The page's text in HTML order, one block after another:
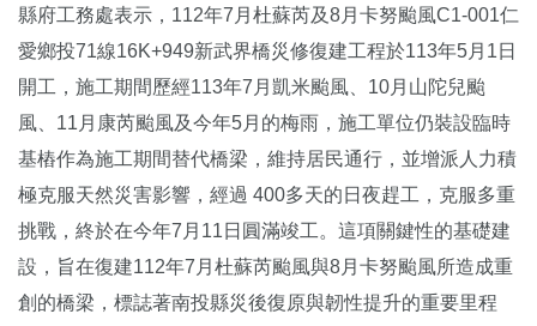
縣府工務處表示，112年7月杜蘇芮及8月卡努颱風C1-001仁
愛鄉投71線16K+949新武界橋災修復建工程於113年5月1日
開工，施工期間歷經113年7月凱米颱風、10月山陀兒颱
風、11月康芮颱風及今年5月的梅雨，施工單位仍裝設臨時
基樁作為施工期間替代橋梁，維持居民通行，並增派人力積
極克服天然災害影響，經過 400多天的日夜趕工，克服多重
挑戰，終於在今年7月11日圓滿竣工。這項關鍵性的基礎建
設，旨在復建112年7月杜蘇芮颱風與8月卡努颱風所造成重
創的橋梁，標誌著南投縣災後復原與韌性提升的重要里程